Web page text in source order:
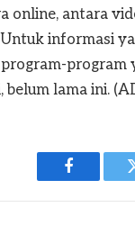
online, antara
informasi
program
lama ini.
Facebook